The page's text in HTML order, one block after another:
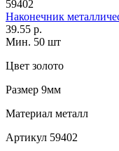
59402
Наконечник
39.55 р.
Мин. 50 шт
Цвет золото
Размер 9мм
Материал металл
Артикул 59402